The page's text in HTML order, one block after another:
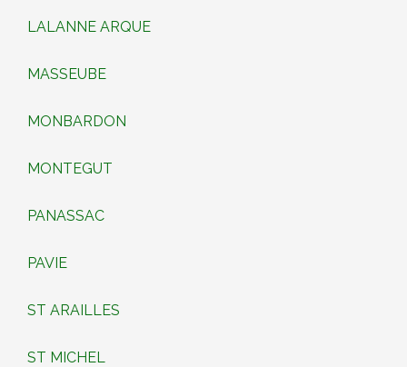
LALANNE ARQUE
MASSEUBE
MONBARDON
MONTEGUT
PANASSAC
PAVIE
ST ARAILLES
ST MICHEL